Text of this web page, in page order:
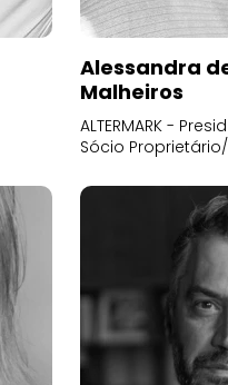
Alessandra
Malheiros
ALTERMARK -
Sócio